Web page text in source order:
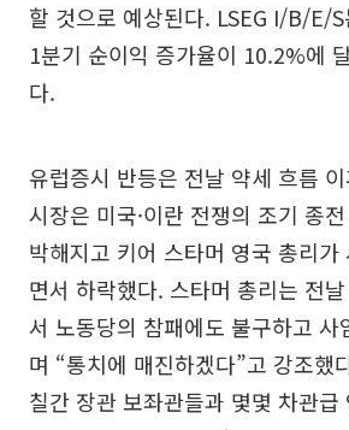
할 것으로 예상된다. LSEG I/B/E/
1분기 순이익 증가율이 10.2%에
다.
유럽증시 반등은 전날 약세 흐름
시장은 미국·이란 전쟁의 조기 종
박해지고 키어 스타머 영국 총리가
면서 하락했다. 스타머 총리는 전
서 노동당의 참패에도 불구하고 사
며 “통치에 매진하겠다”고 강조했
칠간 장관 보좌관들과 몇몇 차관급